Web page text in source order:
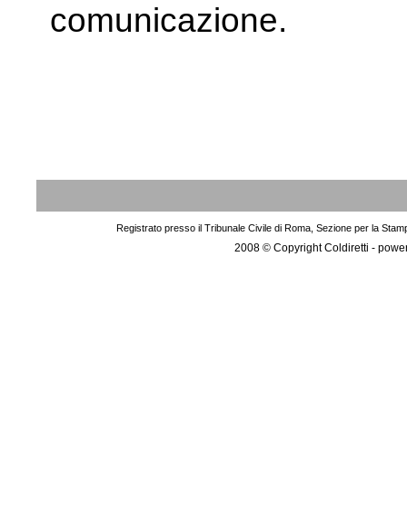
comunicazione.
Registrato presso il Tribunale Civile di Roma, Sezione per la
2008 © Copyright Coldiretti -